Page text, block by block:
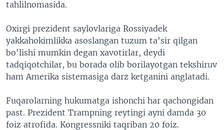
tahlilnomasida.
Oxirgi prezident saylovlariga Rossiyadek
yakkahokimlikka asoslangan tuzum ta'sir qilgan
bo'lishi mumkin degan xavotirlar, deydi
tadqiqotchilar, bu borada olib borilayotgan tekshiruv
ham Amerika sistemasiga darz ketganini anglatadi.
Fuqarolarning hukumatga ishonchi har qachongidan
past. Prezident Trampning reytingi ayni damda 30
foiz atrofida. Kongressniki taqriban 20 foiz.